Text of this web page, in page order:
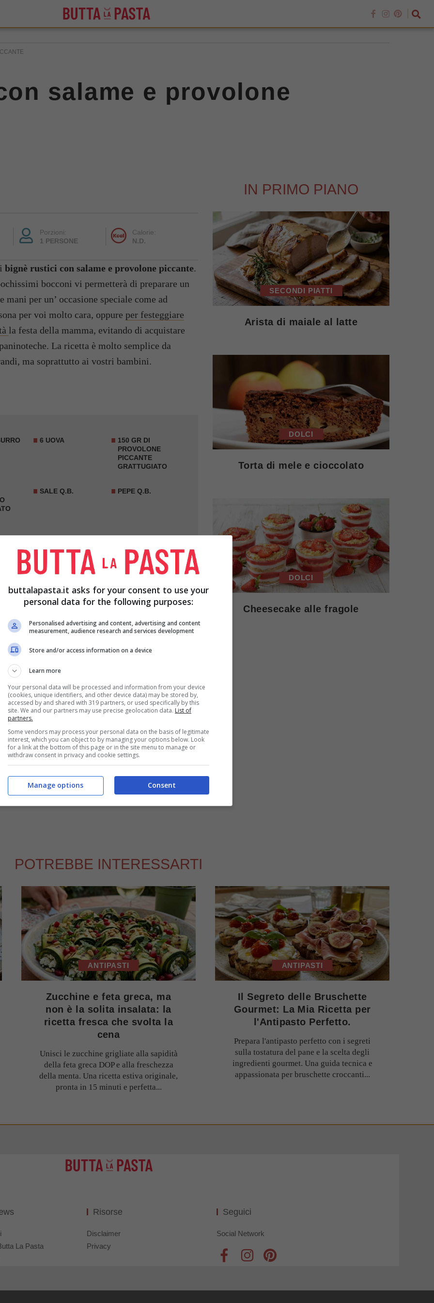
salame e provolone
Porzioni:
1 PERSONE
Calorie:
N.D.
bignè rustici con salame e provolone piccante.
bocconi vi permetterà di preparare un
per un’ occasione speciale come ad
per voi molto cara, oppure per festeggiare
la festa della mamma, evitando di acquistare
La ricetta è molto semplice da
ma soprattutto ai vostri bambini.
6 UOVA
150 GR DI
PROVOLONE
PICCANTE
GRATTUGIATO
SALE Q.B. PEPE Q.B.
con ilburro, una presa disaleed un pizzico
ed aggiungete la farina setacciata,
che si formino i grumi. Rimettete la pentola
non si staccherà dalle pareti. Portate il
per qualche minuto fino a farlo raffreddare;
solo
il salame tagliato a cubetti ed amalgamate.
della grandezza di una noce su una teglia
rustici
nel forno a 180° per per 20 minuti
forum.fuoriditesta.it; www.buttalapasta.it;
www.examiner.com;
IN PRIMO PIANO
SECONDI PIATTI
Arista di maiale al latte
DOLCI
Torta di mele e cioccolato
DOLCI
Cheesecake alle fragole
POTREBBE INTERESSARTI
ANTIPASTI
Zucchine e feta greca, ma
non è la solita insalata: la
ricetta fresca che svolta la
cena
Unisci le zucchine grigliate alla sapidità
della feta greca DOP e alla freschezza
della menta. Una ricetta estiva originale,
pronta in 15 minuti e perfetta...
ANTIPASTI
Il Segreto delle Bruschette
Gourmet: La Mia Ricetta per
l'Antipasto Perfetto.
Prepara l'antipasto perfetto con i segreti
sulla tostatura del pane e la scelta degli
ingredienti gourmet. Una guida tecnica e
appassionata per bruschette croccanti...
La Pasta
Risorse
Disclaimer
Privacy
Seguici
Social Network
buttalapasta.it asks for your consent to use your
personal data for the following purposes:
Personalised advertising and content, advertising and content
measurement, audience research and services development
Store and/or access information on a device
Learn more
Your personal data will be processed and information from your device
(cookies, unique identifiers, and other device data) may be stored by,
accessed by and shared with 319 partners, or used specifically by this
site. We and our partners may use precise geolocation data. List of
partners.
Some vendors may process your personal data on the basis of legitimate
interest, which you can object to by managing your options below. Look
for a link at the bottom of this page or in the site menu to manage or
withdraw consent in privacy and cookie settings.
Consent
Manage options